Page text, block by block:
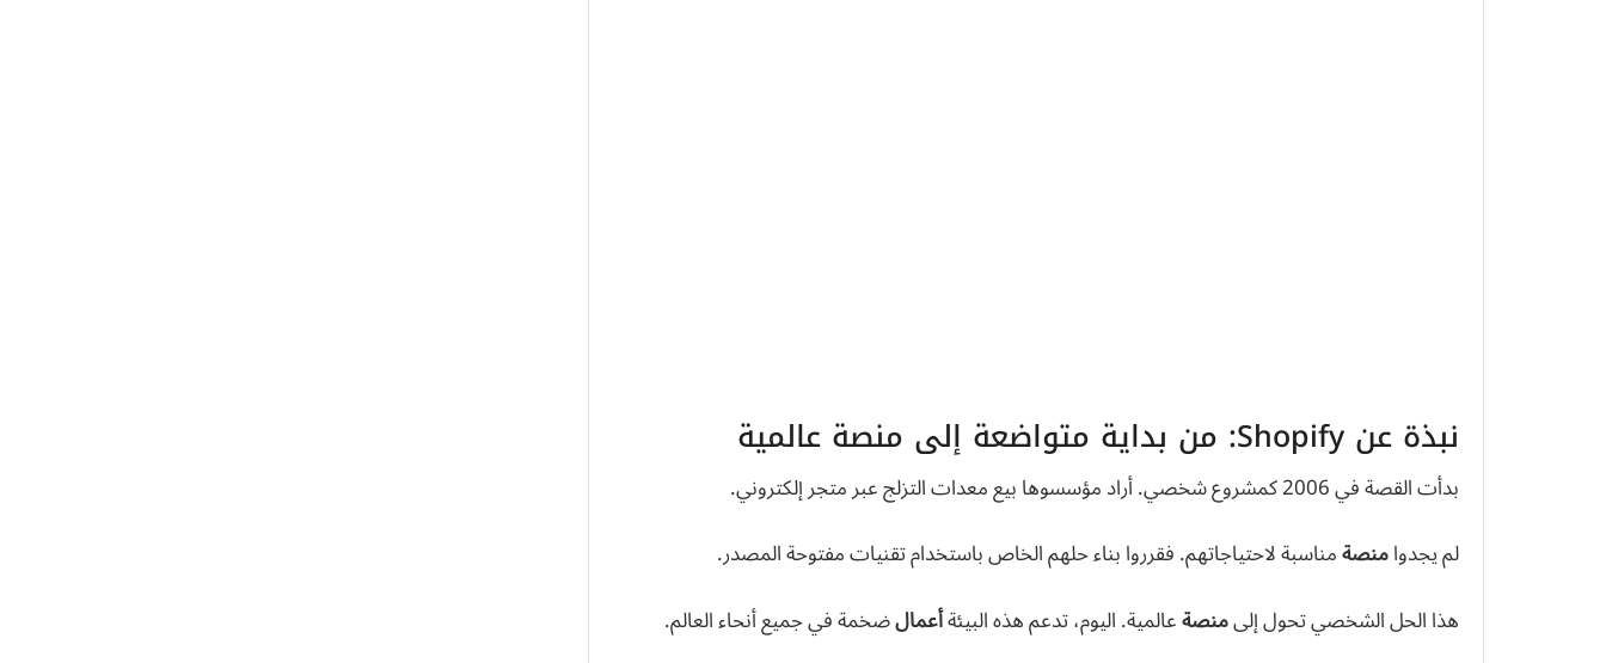
نبذة عن Shopify: من بداية متواضعة إلى منصة عالمية
بدأت القصة في 2006 كمشروع شخصي. أراد مؤسسوها بيع معدات التزلج عبر متجر إلكتروني.
لم يجدوامنصةمناسبة لاحتياجاتهم. فقرروا بناء حلهم الخاص باستخدام تقنيات مفتوحة المصدر.
هذا الحل الشخصي تحول إلىمنصةعالمية. اليوم، تدعم هذه البيئةأعمالضخمة في جميع أنحاء العالم.